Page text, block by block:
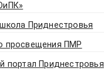
Приднестровья
просвещения ПМР
портал Приднестровья